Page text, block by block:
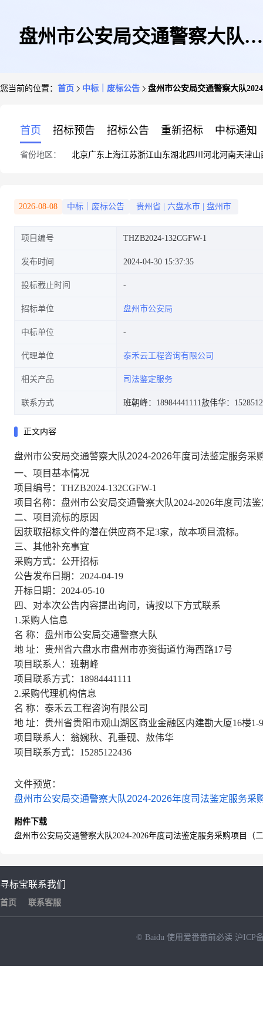
盘州市公安局交通警察大队
您当前的位置： 首页 中标｜废标公告 盘州市公安局交通警察大队
首页 招标预告 招标公告 重新招标 中标通知
省份地区： 北京广东 上海江苏浙江山东湖北四川 河北河南天津山
2026-08-08 中标｜废标公告 贵州省 六盘水市 盘州市
项目编号 THZB2024-132CGFW-1
发布时间 2024-04-30 15:37:35
投标截止时间
招标单位 盘州市公安局
中标单位
代理单位 泰禾云工程咨询有限公司
相关产品 司法鉴定服务
联系方式 班朝峰：18984441111敖伟华：
正文内容
盘州市公安局交通警察大队2024-2026年度司法鉴定服务采
一、 项目基本情况
项目编号： THZB2024-132CGFW-1
项目名称： 盘州市公安局交通警察大队2024-2026年度司法
二、项目流标的原因
因获取招标文件的潜在供应商不足3家，故本项目流标。
三、其他补充事宜
采购方式：公开招标
公告发布日期： 2024-04-19
开标日期： 2024-05-10
四、对本次公告内容提出询问，请按以下方式联系
1.采购人信息
名 称：盘州市公安局交通警察大队
地 址：贵州省六盘水市盘州市亦资街道竹海西路17号
项目联系人：班朝峰
项目联系方式： 18984441111
2.采购代理机构信息
名 称：泰禾云工程咨询有限公司
地 址：贵州省贵阳市观山湖区商业金融区内建勘大厦16楼1-
项目联系人：翁婉秋、孔垂砚、敖伟华
项目联系方式： 15285122436
文件预览：
盘州市公安局交通警察大队2024-2026年度司法鉴定服务采
附件下载
盘州市公安局交通警察大队2024-2026年度司法鉴定服务采购项目（
寻标宝
首页
联系我们
联系客服
© Baidu 使用爱番番前必读 沪ICP